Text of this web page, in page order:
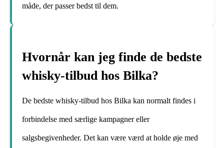
måde, der passer bedst til dem.
Hvornår kan jeg finde de bedste
whisky-tilbud hos Bilka?
De bedste whisky-tilbud hos Bilka kan normalt findes i
forbindelse med særlige kampagner eller
salgsbegivenheder. Det kan være værd at holde øje med